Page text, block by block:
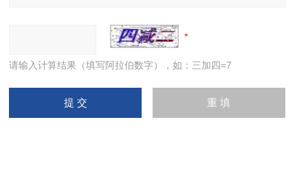
请输入计算结果（填写阿拉伯数字），如：三加四=7